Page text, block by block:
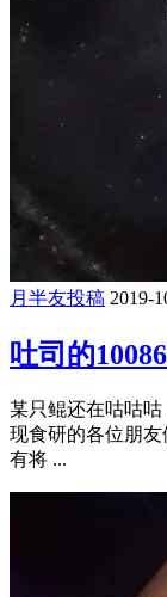
月半友投稿 2019-
吐司的
某只鲲还在咕咕
现食研的各位朋
有将 ...